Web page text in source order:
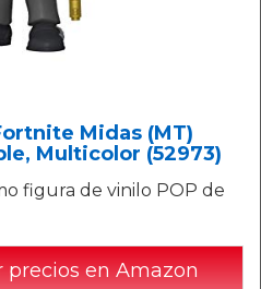
Midas (MT)
Multicolor (52973)
figura de vinilo POP de
precios en Amazon